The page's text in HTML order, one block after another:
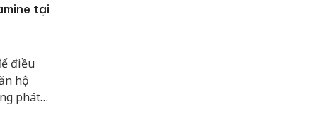
tại
điều
hộ
phát